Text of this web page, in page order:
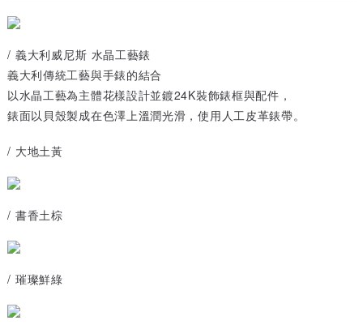
/ 義大利威尼斯 水晶工藝錶
義大利傳統工藝與手錶的結合
以水晶工藝為主體花樣設計並鍍24K裝飾錶框與配件，
錶面以貝殼製成在色澤上溫潤光滑，使用人工皮革錶帶。
/ 大地土黃
/ 書香土棕
/ 璀璨鮮綠